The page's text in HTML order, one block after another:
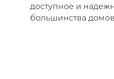
доступное и
большинства